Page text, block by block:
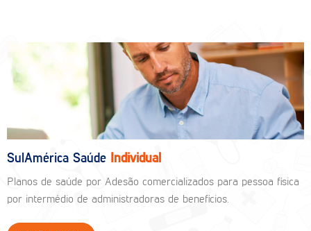
SulAmérica Saúde Individual
Planos de saúde por Adesão comercializados para pessoa física
por intermédio de administradoras de benefícios.